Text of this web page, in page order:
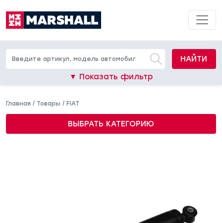
НАЙТИ
▼ Показать фильтр
Главная / Товары / FIAT
ВЫБРАТЬ КАТЕГОРИЮ